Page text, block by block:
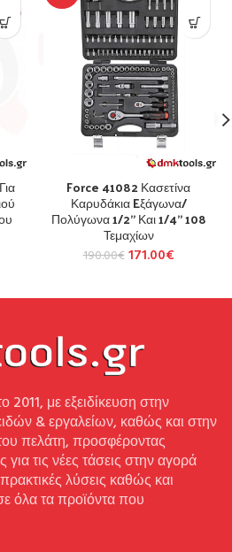
Force 41082 Κασετίνα
Καρυδάκια Eξάγωνα/
Πολύγωνα 1/2” Και 1/4” 108
Τεμαχίων
190.00€ 171.00€
2011, με εξειδίκευση στην
& εργαλείων, καθώς και στην
πελάτη, προσφέροντας
τις νέες τάσεις στην αγορά
λύσεις καθώς και
όλα τα προϊόντα που